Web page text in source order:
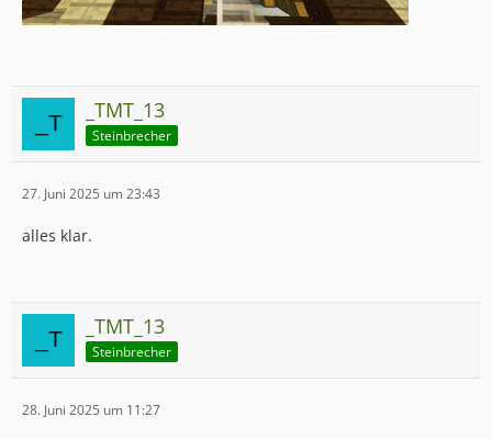
_TMT_13
Steinbrecher
27. Juni 2025 um 23:43
alles klar.
_TMT_13
Steinbrecher
28. Juni 2025 um 11:27